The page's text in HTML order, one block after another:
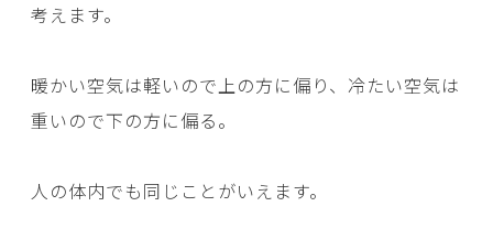
考えます。
暖かい空気は軽いので上の方に偏り、冷たい空気は
重いので下の方に偏る。
人の体内でも同じことがいえます。